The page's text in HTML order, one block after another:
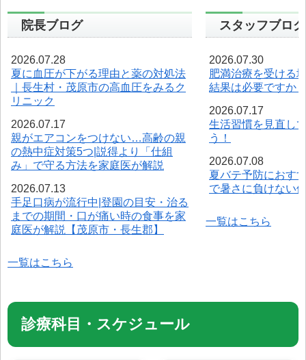
院長ブログ
2026.07.28
夏に血圧が下がる理由と薬の対処法
｜長生村・茂原市の高血圧をみるク
リニック
2026.07.17
親がエアコンをつけない…高齢の親
の熱中症対策5つ|説得より「仕組
み」で守る方法を家庭医が解説
2026.07.13
手足口病が流行中|登園の目安・治る
までの期間・口が痛い時の食事を家
庭医が解説【茂原市・長生郡】
一覧はこちら
スタッフブログ
2026.07.30
肥満治療を受ける
結果は必要ですか
2026.07.17
生活習慣を見直し
う！
2026.07.08
夏バテ予防におす
で暑さに負けない
一覧はこちら
診療科目・スケジュール